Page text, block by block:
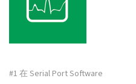
#1 在 Serial Port Software